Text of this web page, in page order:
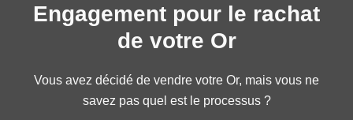
Engagement pour le rachat
de votre Or
Vous avez décidé de vendre votre Or, mais vous ne
savez pas quel est le processus ?